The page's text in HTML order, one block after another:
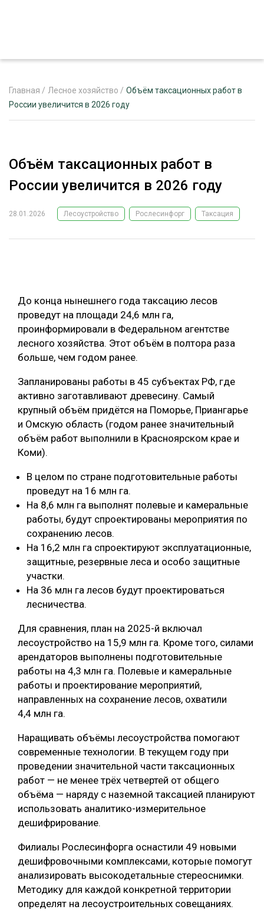
РЕКЛАМОДАТЕЛЯМ
ЛЕСНОЕ ХОЗЯЙСТВО
ЦИФРОВАЯ СРЕДА
БИОЭНЕРГЕТИКА
ЛЕСОВОССТАНОВЛЕНИЕ И ЗАЩИТА
ПРОИЗВОДСТВО ДРЕВЕСНЫХ ПЛИТ
ЦБП
КОМПЛЕКСНАЯ ПЕРЕРАБОТКА
ДЕРЕВЯННОЕ ДОМОСТРОЕНИЕ
БЕЗОПАСНОЕ ПРОИЗВОДСТВО
СОРТИРОВКА ДРЕВЕСИНЫ
СУШКА ДРЕВЕСИНЫ
МЕБЕЛЬНОЕ ПРОИЗВОДСТВО
РУБРИКИ
ТЕМАТИЧЕСКИЕ ПРОЕКТЫ
ПОДБОРКИ СТАТЕЙ
Главная / Лесное хозяйство / Объём таксационных работ в
России увеличится в 2026 году
Объём таксационных работ в
России увеличится в 2026 году
28.01.2026 Лесоустройство Рослесинфорг Таксация
До конца нынешнего года таксацию лесов
проведут на площади 24,6 млн га,
проинформировали в Федеральном агентстве
лесного хозяйства. Этот объём в полтора раза
больше, чем годом ранее.
Запланированы работы в 45 субъектах РФ, где
активно заготавливают древесину. Самый
крупный объём придётся на Поморье, Приангарье
и Омскую область (годом ранее значительный
объём работ выполнили в Красноярском крае и
Коми).
В целом по стране подготовительные работы
проведут на 16 млн га.
На 8,6 млн га выполнят полевые и камеральные
работы, будут спроектированы мероприятия по
сохранению лесов.
На 16,2 млн га спроектируют эксплуатационные,
защитные, резервные леса и особо защитные
участки.
На 36 млн га лесов будут проектироваться
лесничества.
Для сравнения, план на 2025-й включал
лесоустройство на 15,9 млн га. Кроме того, силами
арендаторов выполнены подготовительные
работы на 4,3 млн га. Полевые и камеральные
работы и проектирование мероприятий,
направленных на сохранение лесов, охватили
4,4 млн га.
Наращивать объёмы лесоустройства помогают
современные технологии. В текущем году при
проведении значительной части таксационных
работ — не менее трёх четвертей от общего
объёма — наряду с наземной таксацией планируют
использовать аналитико-измерительное
дешифрирование.
Филиалы Рослесинфорга оснастили 49 новыми
дешифровочными комплексами, которые помогут
анализировать высокодетальные стереоснимки.
Методику для каждой конкретной территории
определят на лесоустроительных совещаниях.